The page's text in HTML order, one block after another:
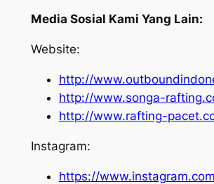
Media Sosial Kami Yang Lain:
Website:
http://
http://www.songa-
http://www.rafting-
Instagram:
https://